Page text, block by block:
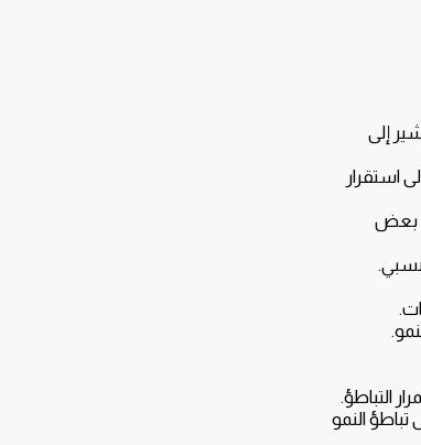
(44.4) مما يشير إلى
(50.2) مما يشير إلى استقرار
يشير إلى بعض
مما يدل على تباطؤ النمو